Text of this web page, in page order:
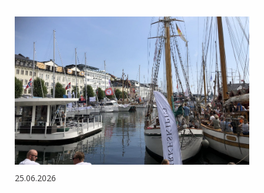
25.06.2026